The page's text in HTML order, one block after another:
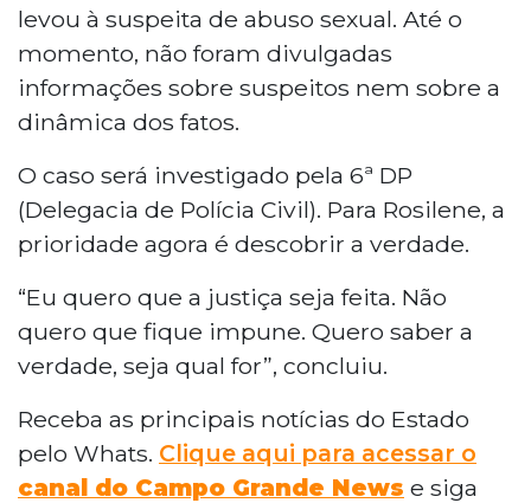
levou à suspeita de abuso sexual. Até o
momento, não foram divulgadas
informações sobre suspeitos nem sobre a
dinâmica dos fatos.
O caso será investigado pela 6ª DP
(Delegacia de Polícia Civil). Para Rosilene, a
prioridade agora é descobrir a verdade.
“Eu quero que a justiça seja feita. Não
quero que fique impune. Quero saber a
verdade, seja qual for”, concluiu.
Receba as principais notícias do Estado
pelo Whats. Clique aqui para acessar o
canal do Campo Grande News e siga